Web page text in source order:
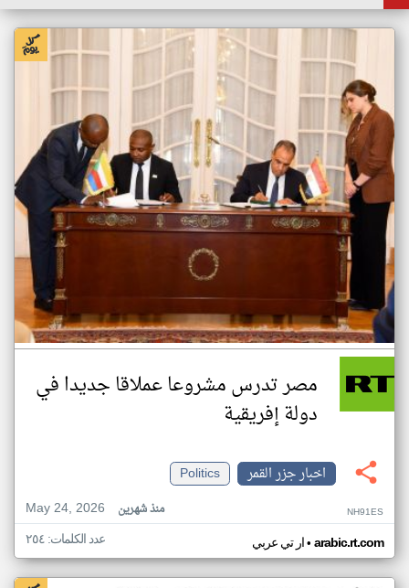
مصر تدرس مشروعا عملاقا جديدا في
دولة إفريقية
اخبار جزر القمر
Politics
May 24, 2026
منذ شهرين NH91ES
ار تي عربي• arabic.rt.com عدد الكلمات: ٢٥٤